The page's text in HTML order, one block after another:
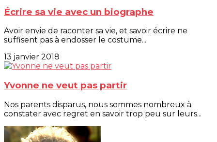
Écrire sa vie avec un biographe
Avoir envie de raconter sa vie, et savoir écrire ne
suffisent pas à endosser le costume...
13 janvier 2018
Yvonne ne veut pas partir
Nos parents disparus, nous sommes nombreux à
constater avec regret en savoir trop peu sur leurs...